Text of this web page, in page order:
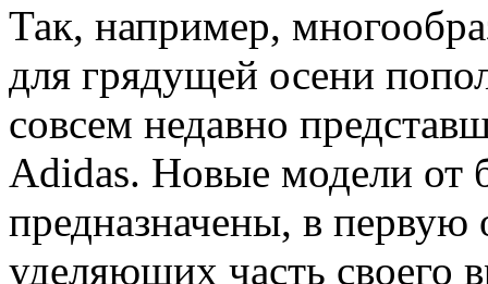
Так, например,
для грядущей осени
совсем недавно
Adidas. Новые модели от
предназначены, в
уделяющих часть своего